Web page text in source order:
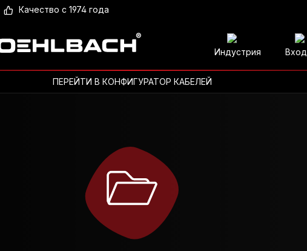
Качество с 1974 года
Индустрия
ПЕРЕЙТИ В КОНФИГУРАТОР КАБЕЛЕЙ